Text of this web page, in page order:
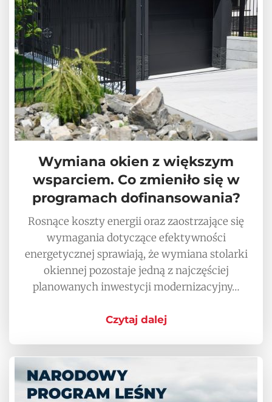
Wymiana okien z większym
wsparciem. Co zmieniło się w
programach dofinansowania?
Rosnące koszty energii oraz zaostrzające się
wymagania dotyczące efektywności
energetycznej sprawiają, że wymiana stolarki
okiennej pozostaje jedną z najczęściej
planowanych inwestycji modernizacyjny…
Czytaj dalej